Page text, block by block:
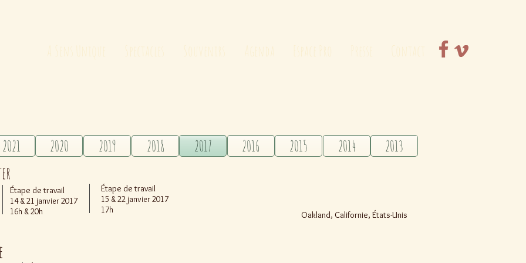
A Sens Unique Spectacles Souvenirs Agenda Espace Pro Presse Contact
2021 2020 2019 2018 2017 2016 2015 2014 2013
Étape de travail
14 & 21 janvier 2017
16h & 20h
Étape de travail
15 & 22 janvier 2017
17h
Oakland, Californie, États-Unis